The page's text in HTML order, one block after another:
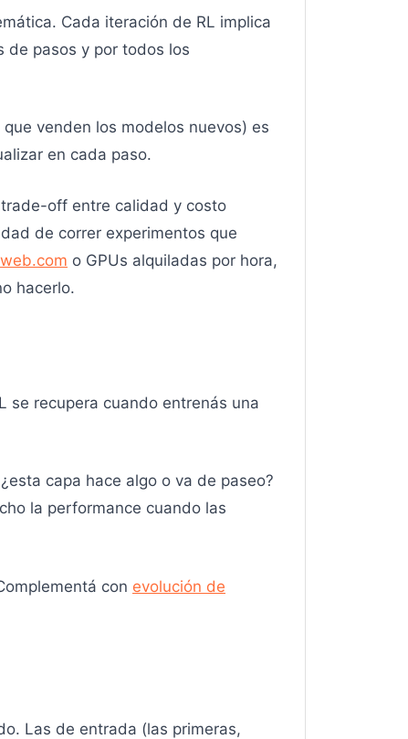
Cada iteración de RL implica
de pasos y por todos los
venden los modelos nuevos) es
en cada paso.
off entre calidad y costo
de correr experimentos que
o GPUs alquiladas por hora,
hacerlo.
se recupera cuando entrenás una
capa hace algo o va de paseo?
la performance cuando las
con evolución de
Las de entrada (las primeras,